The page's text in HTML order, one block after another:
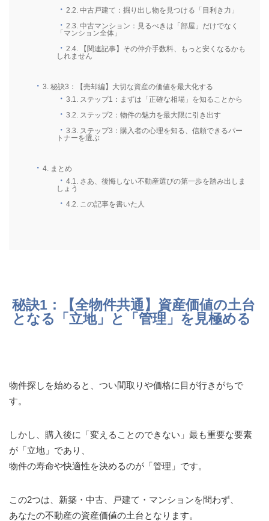
2.2.中古戸建て：掘り出し物を見つける「目利き力」
2.3.中古マンション：見るべきは「部屋」だけでなく
「マンション全体」
2.4.【関連記事】その仲介手数料、もっと安くなるかも
しれません
3. 秘訣3：【売却編】大切な資産の価値を最大化する
3.1.ステップ1：まずは「正確な相場」を知ることから
3.2.ステップ2：物件の魅力を最大限に引き出す
3.3.ステップ3：購入者の心理を知る、信頼できるパー
トナーを選ぶ
4. まとめ
4.1.さあ、後悔しない不動産選びの第一歩を踏み出しま
しょう
4.2.この記事を書いた人
秘訣1：【全物件共通】資産価値の土台
となる「立地」と「管理」を見極める
物件探しを始めると、つい間取りや価格に目が行きがちで
す。
しかし、購入後に「変えることのできない」最も重要な要素
が「立地」であり、
物件の寿命や快適性を決めるのが「管理」です。
この2つは、新築・中古、戸建て・マンションを問わず、
あなたの不動産の資産価値の土台となります。